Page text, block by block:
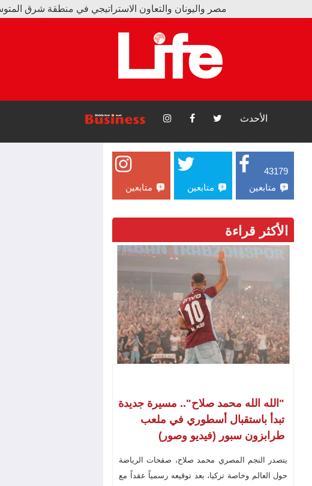
مصر واليونان والتعاون الاستراتيجي في منطقة شرق المتوسط
الأحدث
43179
متابعين
متابعين متابعين
الأكثر قراءة
"الله الله محمد صلاح".. مسيرة جديدة
تبدأ باستقبال أسطوري في ملعب
طرابزون سبور (فيديو وصور)
يتصدر النجم المصري محمد صلاح، صفحات الرياضة
حول العالم وخاصة تركيا، بعد توقيعه رسمياً عقداً مع